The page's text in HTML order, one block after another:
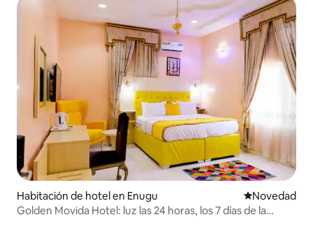
Habitación de hotel en Enugu Lugar para
Novedad
Golden Movida Hotel: luz las 24 horas, los 7 días de la